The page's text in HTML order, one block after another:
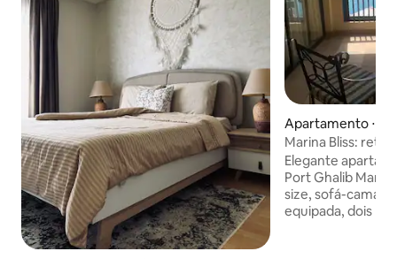
Apartamento ⋅
Marina Bliss:
Elegante
Port Ghalib
size, sofá-cama,
equipada, dois